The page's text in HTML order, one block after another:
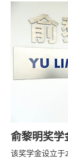
俞黎明奖学
该奖学金设立于